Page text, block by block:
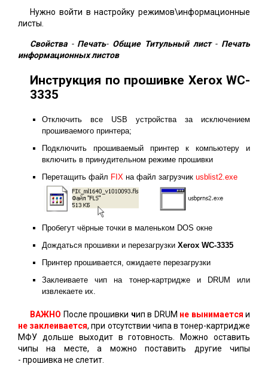
Нужно войти в настройку режимов\информационные
листы.
Свойства- Печать- Общие Титульный лист- Печать
информационных листов
Инструкция по прошивке Xerox WC-
3335
Отключить все USB устройства за исключением
прошиваемого принтера;
Подключить прошиваемый принтер к компьютеру и
включить в принудительном режиме прошивки
Перетащить файл FIX на файл загрузчик usblist2.exe
Пробегут чёрные точки в маленьком DOS окне
Дождаться прошивки и перезагрузки Xerox WC-3335
Принтер прошивается, ожидаете перезагрузки
Заклеиваете чип на тонер-картридже и DRUM или
извлекаете их.
ВАЖНО После прошивки чип в DRUM не вынимается и
не заклеивается, при отсутствии чипа в тонер-картридже
МФУ дольше выходит в готовность. Можно оставить
чипы на месте, а можно поставить другие чипы
- прошивка не слетит.